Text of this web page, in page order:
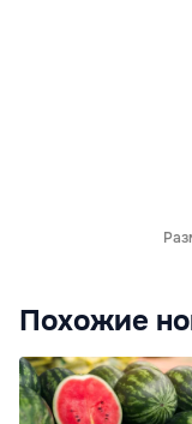
Похожие